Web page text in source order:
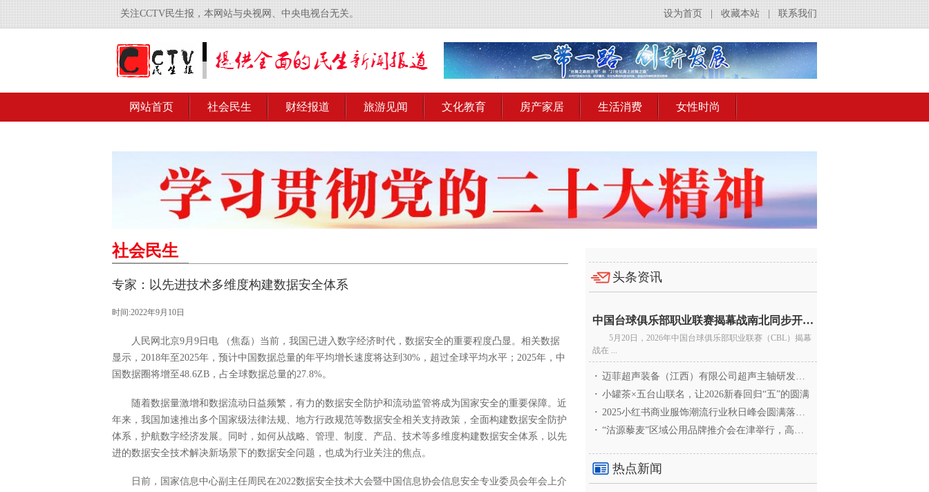
关注CCTV民生报，本网站与央视网、中央电视台无关。 联系我们
收藏本站
设为首页
网站首页 社会民生 财经报道 旅游见闻 文化教育 房产家居 生活消费 女性时尚
社会民生
专家：以先进技术多维度构建数据安全体系
时间:2022年9月10日
人民网北京9月9日电 （焦磊）当前，我国已进入数字经济时代，数据安全的重要程度凸显。相关数据
显示，2018年至2025年，预计中国数据总量的年平均增长速度将达到30%，超过全球平均水平；2025年，中
国数据圈将增至48.6ZB，占全球数据总量的27.8%。
随着数据量激增和数据流动日益频繁，有力的数据安全防护和流动监管将成为国家安全的重要保障。近
年来，我国加速推出多个国家级法律法规、地方行政规范等数据安全相关支持政策，全面构建数据安全防护
体系，护航数字经济发展。同时，如何从战略、管理、制度、产品、技术等多维度构建数据安全体系，以先
进的数据安全技术解决新场景下的数据安全问题，也成为行业关注的焦点。
日前，国家信息中心副主任周民在2022数据安全技术大会暨中国信息协会信息安全专业委员会年会上介
头条资讯
中国台球俱乐部职业联赛揭幕战南北同步开杆 首届CBL
5月20日，2026年中国台球俱乐部职业联赛（CBL）揭幕
战在 ...
· 迈菲超声装备（江西）有限公司超声主轴研发和生产项
· 小罐茶×五台山联名，让2026新春回归“五”的圆满
· 2025小红书商业服饰潮流行业秋日峰会圆满落幕，携手
· “沽源藜麦”区域公用品牌推介会在津举行，高蛋白产业
热点新闻